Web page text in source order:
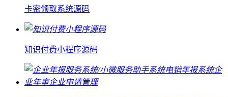
卡密领取系统源码
知识付费小程序源码